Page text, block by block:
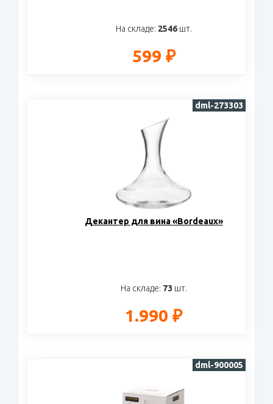
На складе: 2546шт.
599 ₽
Декантер для вина «Bordeaux»
На складе: 73 шт.
1.990 ₽
dml-273303
dml-900005